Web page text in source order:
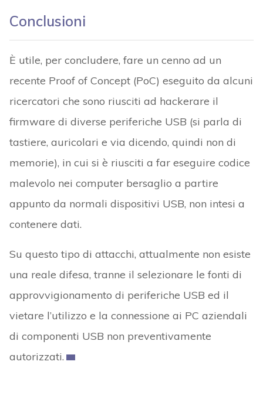
Conclusioni
È utile, per concludere, fare un cenno ad un
recente Proof of Concept (PoC) eseguito da alcuni
ricercatori che sono riusciti ad hackerare il
firmware di diverse periferiche USB (si parla di
tastiere, auricolari e via dicendo, quindi non di
memorie), in cui si è riusciti a far eseguire codice
malevolo nei computer bersaglio a partire
appunto da normali dispositivi USB, non intesi a
contenere dati.
Su questo tipo di attacchi, attualmente non esiste
una reale difesa, tranne il selezionare le fonti di
approvvigionamento di periferiche USB ed il
vietare l’utilizzo e la connessione ai PC aziendali
di componenti USB non preventivamente
autorizzati.